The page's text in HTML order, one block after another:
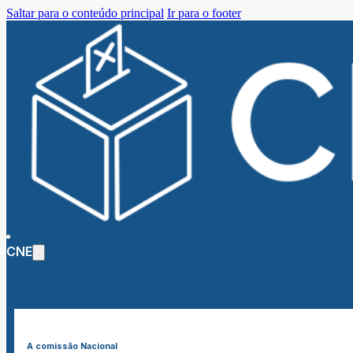
Saltar para o conteúdo principal Ir para o footer
CNE
A comissão Nacional